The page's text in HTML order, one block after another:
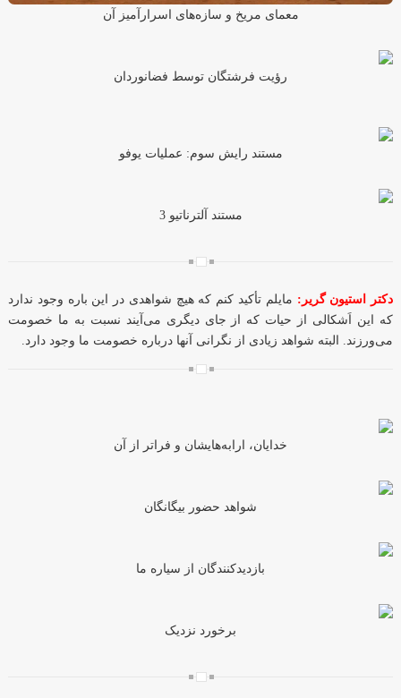
معمای مریخ و سازه‌های اسرارآمیز آن
رؤیت فرشتگان توسط فضانوردان
مستند رایش سوم: عملیات یوفو
مستند آلترناتیو 3
دکتر استیون گریر: مایلم تأکید کنم که هیچ شواهدی در این باره وجود ندارد
که این اَشکالی از حیات که از جای دیگری می‌آیند نسبت به ما خصومت
می‌ورزند. البته شواهد زیادی از نگرانی آنها درباره خصومت ما وجود دارد.
خدایان، ارابه‌هایشان و فراتر از آن
شواهد حضور بیگانگان
بازدیدکنندگان از سیاره ما
برخورد نزدیک